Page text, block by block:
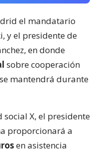
el mandatario
y el presidente de
en donde
sobre cooperación
mantendrá durante
social X, el presidente
proporcionará a
en asistencia